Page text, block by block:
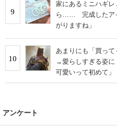
9
家にあるミニハギ
ら…… 完成したア
がりますね」
10
あまりにも「買っ
→愛らしすぎる姿に
可愛いって初めて」
アンケート